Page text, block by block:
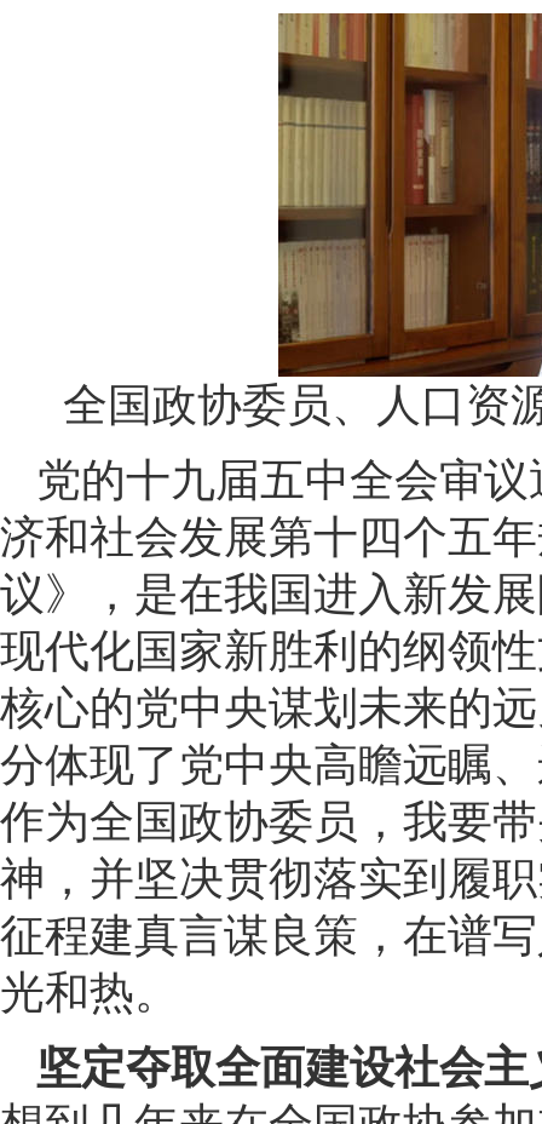
全国政协委员、人口资
党的十九届五中全会审
济和社会发展第十四个五
议》，是在我国进入新发
现代化国家新胜利的纲领
核心的党中央谋划未来的
分体现了党中央高瞻远瞩
作为全国政协委员，我要
神，并坚决贯彻落实到履
征程建真言谋良策，在谱
光和热。
坚定夺取全面建设社会